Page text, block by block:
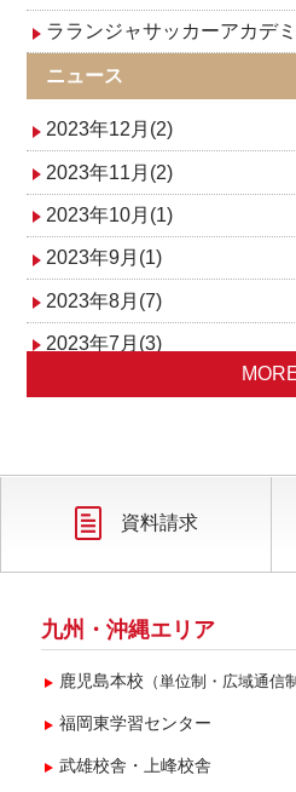
ラランジャサッカーアカデ
ニュース
2023年12月(2)
2023年11月(2)
2023年10月(1)
2023年9月(1)
2023年8月(7)
2023年7月(3)
2023年1月(2)
資料請求
九州・沖縄エリア
鹿児島本校 （単位制・広域通信
福岡東学習センター
武雄校舎・上峰校舎